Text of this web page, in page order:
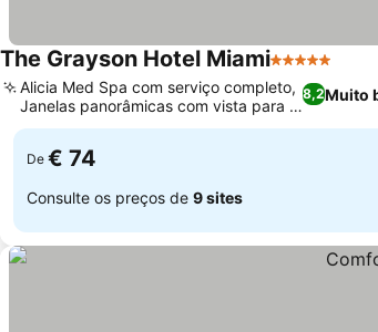
The Grayson Hotel Miami5 Estrelas
8,2Muito
Alicia Med Spa com serviço completo,
Janelas panorâmicas com vista para a
baía
De € 74
Consulte os preços de 9 sites